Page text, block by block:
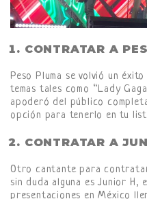
CONTRATAR A
Peso Pluma se volvió un
temas tales como “Lady
apoderó del público
opción para tenerlo en tu
CONTRATAR A
Otro cantante para
sin duda alguna es Junior H,
presentaciones en México